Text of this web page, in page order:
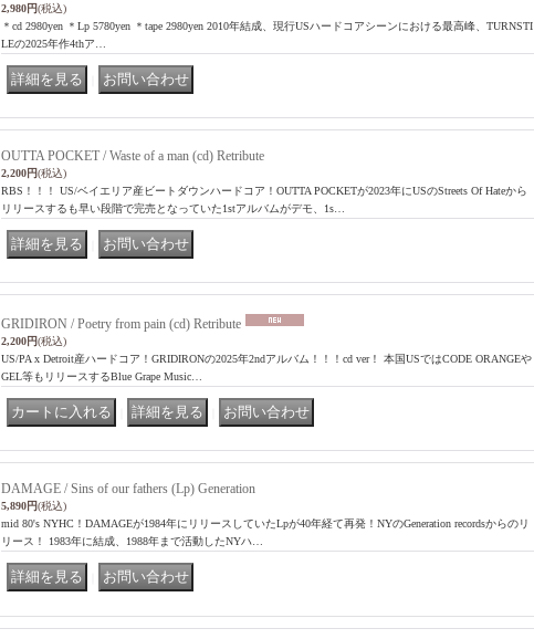
2,980円(税込)
＊cd 2980yen ＊Lp 5780yen ＊tape 2980yen 2010年結成、現行USハードコアシーンにおける最高峰、TURNSTI
LEの2025年作4thア…
OUTTA POCKET / Waste of a man (cd) Retribute
2,200円(税込)
RBS！！！ US/ベイエリア産ビートダウンハードコア！OUTTA POCKETが2023年にUSのStreets Of Hateから
リリースするも早い段階で完売となっていた1stアルバムがデモ、1s…
GRIDIRON / Poetry from pain (cd) Retribute
2,200円(税込)
US/PA x Detroit産ハードコア！GRIDIRONの2025年2ndアルバム！！！cd ver！ 本国USではCODE ORANGEや
GEL等もリリースするBlue Grape Music…
DAMAGE / Sins of our fathers (Lp) Generation
5,890円(税込)
mid 80's NYHC！DAMAGEが1984年にリリースしていたLpが40年経て再発！NYのGeneration recordsからのリ
リース！ 1983年に結成、1988年まで活動したNYハ…